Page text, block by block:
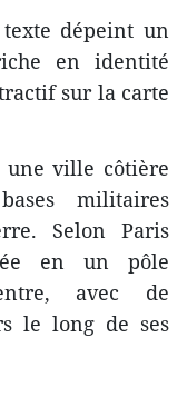
dépeint un
en identité
sur la carte
une ville côtière
militaires
Selon Paris
en un pôle
avec de
le long de ses